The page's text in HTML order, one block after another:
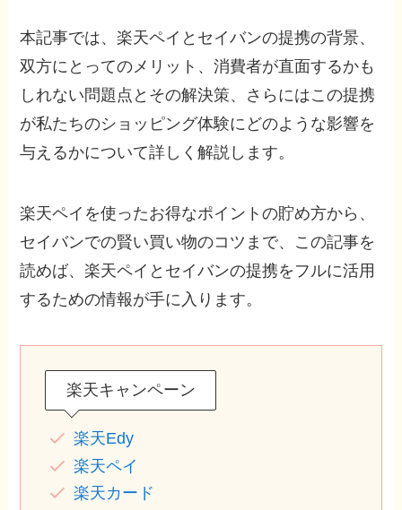
本記事では、楽天ペイとセイバンの提携の背景、
双方にとってのメリット、消費者が直面するかも
しれない問題点とその解決策、さらにはこの提携
が私たちのショッピング体験にどのような影響を
与えるかについて詳しく解説します。
楽天ペイを使ったお得なポイントの貯め方から、
セイバンでの賢い買い物のコツまで、この記事を
読めば、楽天ペイとセイバンの提携をフルに活用
するための情報が手に入ります。
楽天キャンペーン
楽天Edy
楽天ペイ
楽天カード